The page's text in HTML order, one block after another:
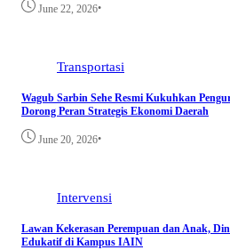
June 22, 2026•
Transportasi
Wagub Sarbin Sehe Resmi Kukuhkan
Dorong Peran Strategis Ekonomi Daerah
June 20, 2026•
Intervensi
Lawan Kekerasan Perempuan dan Anak,
Edukatif di Kampus IAIN